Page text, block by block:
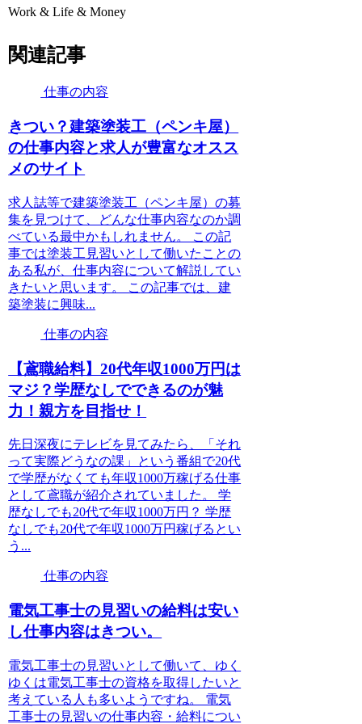
Work & Life & Money
関連記事
仕事の内容
きつい？建築塗装工（ペンキ屋）
の仕事内容と求人が豊富なオスス
メのサイト
求人誌等で建築塗装工（ペンキ屋）の募
集を見つけて、どんな仕事内容なのか調
べている最中かもしれません。 この記
事では塗装工見習いとして働いたことの
ある私が、仕事内容について解説してい
きたいと思います。 この記事では、建
築塗装に興味...
仕事の内容
【鳶職給料】20代年収1000万円は
マジ？学歴なしでできるのが魅
力！親方を目指せ！
先日深夜にテレビを見てみたら、「それ
って実際どうなの課」という番組で20代
で学歴がなくても年収1000万稼げる仕事
として鳶職が紹介されていました。 学
歴なしでも20代で年収1000万円？ 学歴
なしでも20代で年収1000万円稼げるとい
う...
仕事の内容
電気工事士の見習いの給料は安い
し仕事内容はきつい。
電気工事士の見習いとして働いて、ゆく
ゆくは電気工事士の資格を取得したいと
考えている人も多いようですね。 電気
工事士の見習いの仕事内容・給料につい